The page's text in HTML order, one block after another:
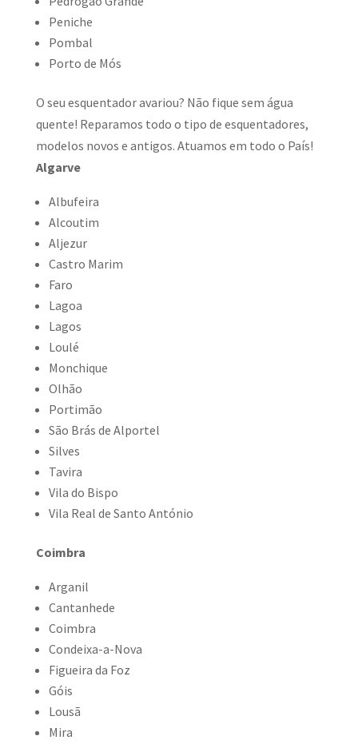
Peniche
Pombal
Porto de Mós
O seu esquentador avariou? Não fique sem água
quente! Reparamos todo o tipo de esquentadores,
modelos novos e antigos. Atuamos em todo o País!
Algarve
Albufeira
Alcoutim
Aljezur
Castro Marim
Faro
Lagoa
Lagos
Loulé
Monchique
Olhão
Portimão
São Brás de Alportel
Silves
Tavira
Vila do Bispo
Vila Real de Santo António
Coimbra
Arganil
Cantanhede
Coimbra
Condeixa-a-Nova
Figueira da Foz
Góis
Lousã
Mira